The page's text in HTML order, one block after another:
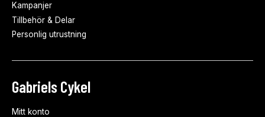
Kampanjer
Tillbehör & Delar
Personlig utrustning
Gabriels Cykel
Mitt konto